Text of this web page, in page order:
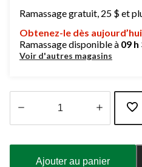
Ramassage gratuit, 25 $ et
Obtenez-le dès
Ramassage disponible à 09 h
Voir d'autres magasins
Ajouter au panier